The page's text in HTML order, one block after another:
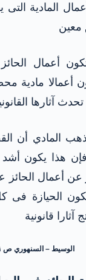
المادية
معين
أعمال الحائز
أعمالا مادية
آثارها
المادي أن
هذا يكون
عن أعمال الحائز
الحيازة فى
قانونية
الوسيط – السنهوري ص ۷۹۱